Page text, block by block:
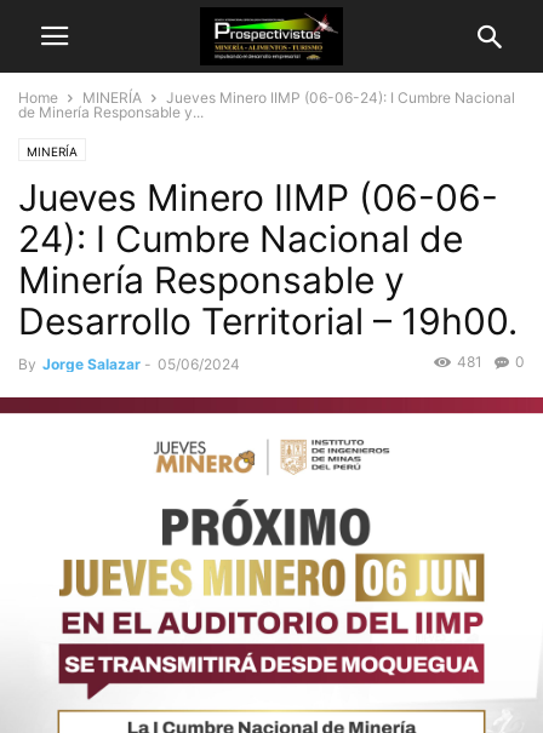
Home MINERÍA
Jueves Minero IIMP (06-06-24): I Cumbre Nacional
de Minería Responsable y...
MINERÍA
Jueves Minero IIMP (06-06-
24): I Cumbre Nacional de
Minería Responsable y
Desarrollo Territorial – 19h00.
By Jorge Salazar - 05/06/2024 0
481